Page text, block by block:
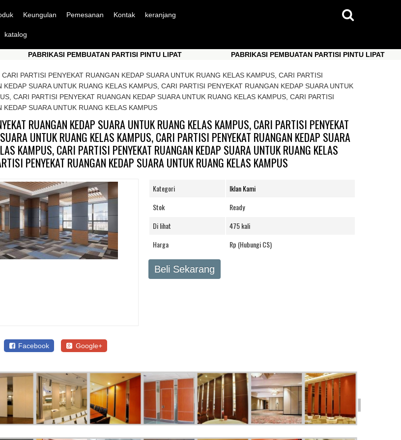
Keungulan Pemesanan Kontak keranjang
katalog
PABRIKASI PEMBUATAN PARTISI PINTU LIPAT
PABRIKASI PEMBUATAN PARTISI PINTU LIPAT
CARI PARTISI PENYEKAT RUANGAN KEDAP SUARA UNTUK RUANG KELAS KAMPUS, CARI PARTISI
KEDAP SUARA UNTUK RUANG KELAS KAMPUS, CARI PARTISI PENYEKAT RUANGAN KEDAP SUARA UNTUK
CARI PARTISI PENYEKAT RUANGAN KEDAP SUARA UNTUK RUANG KELAS KAMPUS, CARI PARTISI
KEDAP SUARA UNTUK RUANG KELAS KAMPUS
RUANGAN KEDAP SUARA UNTUK RUANG KELAS KAMPUS, CARI PARTISI PENYEKAT
UNTUK RUANG KELAS KAMPUS, CARI PARTISI PENYEKAT RUANGAN KEDAP SUARA
KAMPUS, CARI PARTISI PENYEKAT RUANGAN KEDAP SUARA UNTUK RUANG KELAS
PENYEKAT RUANGAN KEDAP SUARA UNTUK RUANG KELAS KAMPUS
Facebook Google+
Kategori
Iklan Kami
Stok
Ready
Di lihat
475 kali
Harga
Rp (Hubungi CS)
Beli Sekarang
SALE